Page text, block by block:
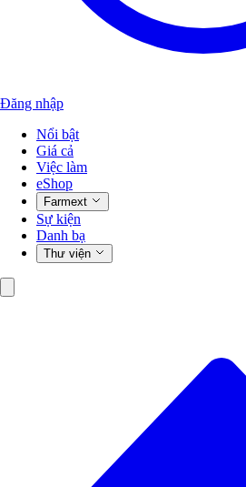
Đăng nhập
Nổi bật
Giá cả
Việc làm
eShop
Farmext
Sự kiện
Danh bạ
Thư viện